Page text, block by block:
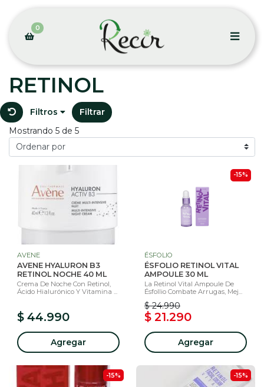
0
RETINOL
Filtros
Filtrar
Mostrando 5 de 5
AVENE
AVENE HYALURON B3
RETINOL NOCHE 40 ML
Crema De Noche Con Retinol,
Ácido Hialurónico Y Vitamina ...
$ 44.990
Agregar
-15%
ÉSFOLIO
ÉSFOLIO RETINOL VITAL
AMPOULE 30 ML
La Retinol Vital Ampoule De
Ésfollio Combate Arrugas, Mej...
$ 24.990
$ 21.290
Agregar
-15% -15%